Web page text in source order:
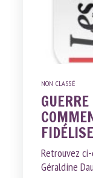
NON CLASSÉ
Retrouvez
Géraldine